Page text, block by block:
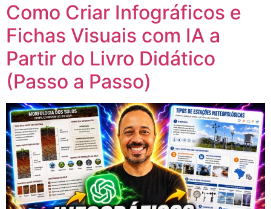
Como Criar Infográficos e
Fichas Visuais com IA a
Partir do Livro Didático
(Passo a Passo)